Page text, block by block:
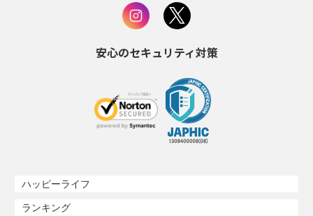
安心のセキュリティ対策
ハッピーライフ
ランキング